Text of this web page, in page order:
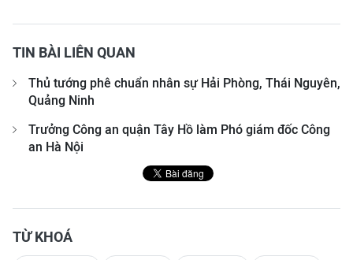
TIN BÀI LIÊN QUAN
Thủ tướng phê chuẩn nhân sự Hải Phòng, Thái Nguyên,
Quảng Ninh
Trưởng Công an quận Tây Hồ làm Phó giám đốc Công
an Hà Nội
TỪ KHOÁ